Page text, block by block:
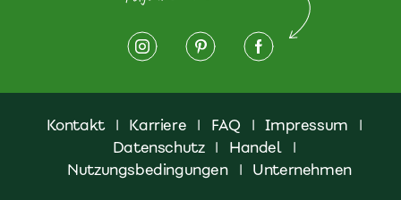
Kontakt | Karriere | FAQ | Impressum
|
Datenschutz | Handel
|
Nutzungsbedingungen
| Unternehmen